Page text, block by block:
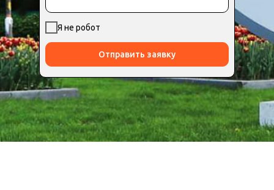
Я не робот
Отправить заявку